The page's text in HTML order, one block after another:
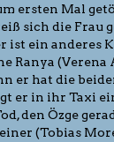
ersten Mal
sich die Frau
ist ein anderes
Ranya (Verena
er hat die
er in ihr Taxi
den Özge
(Tobias